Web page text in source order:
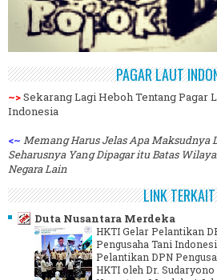
PAGAR LAUT
~>Sekarang Lagi Heboh Tentang Pagar
Indonesia
<~ Memang Harus Jelas Apa Maksudnya
Seharusnya Yang Dipagar itu Batas
Negara Lain
LINK TERKAIT
Duta Nusantara Merdeka
HKTI Gelar Pelantikan
Pengusaha Tani
Pelantikan DPN
HKTI oleh Dr.